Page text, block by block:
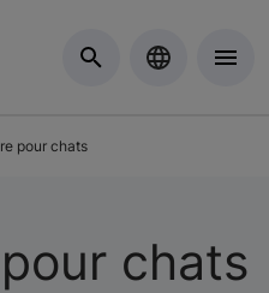
pour chats
chats